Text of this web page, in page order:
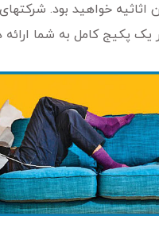
اثاثیه خواهید بود. شرکتهای
پکیج کامل به شما ارائه